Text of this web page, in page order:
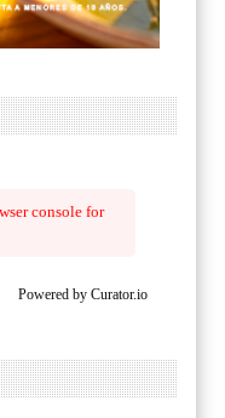
console for
Powered by Curator.io